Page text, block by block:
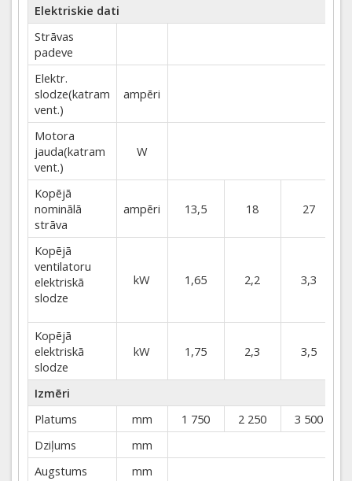
Elektriskie dati
Strāvas
padeve
Elektr.
slodze(katram
vent.)
ampēri
Motora
jauda(katram
vent.)
W
Kopējā
nominālā
strāva
ampēri 13,5 18 27
Kopējā
ventilatoru
elektriskā
slodze
kW 1,65 2,2 3,3
Kopējā
elektriskā
slodze
kW 1,75 2,3 3,5
Izmēri
Platums
mm 1 750 2 250 3 500
Dziļums
mm
Augstums
mm